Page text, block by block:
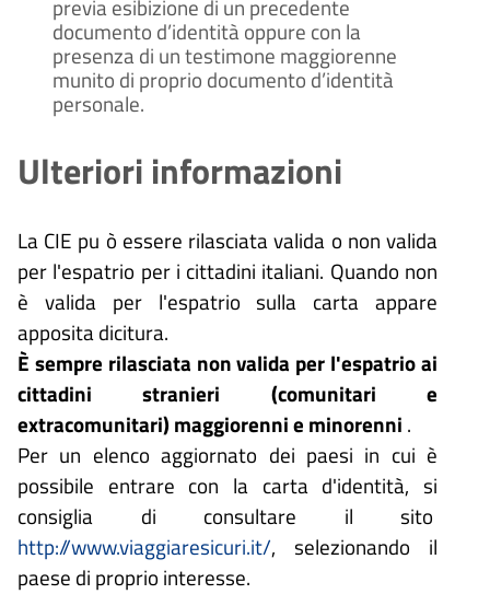
previa esibizione di un precedente
documento d’identità oppure con la
presenza di un testimone maggiorenne
munito di proprio documento d’identità
personale.
Ulteriori informazioni
La CIE pu ò essere rilasciata valida o non valida
per l'espatrio per i cittadini italiani. Quando non
è valida per l'espatrio sulla carta appare
apposita dicitura.
È sempre rilasciata non valida per l'espatrio ai
cittadini stranieri (comunitari e
extracomunitari) maggiorenni e minorenni .
Per un elenco aggiornato dei paesi in cui è
possibile entrare con la carta d'identità, si
consiglia di consultare il sito
http://www.viaggiaresicuri.it/, selezionando il
paese di proprio interesse.